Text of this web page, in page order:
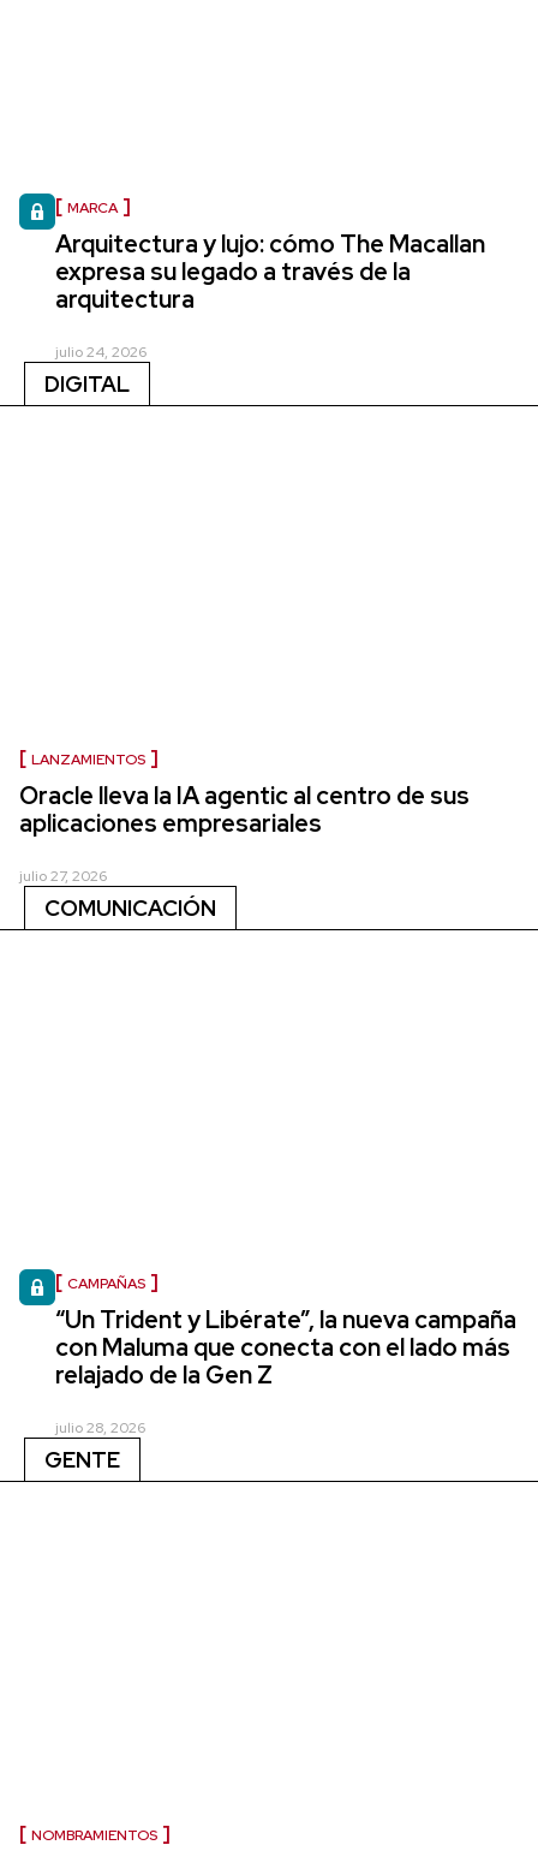
MARCA
Arquitectura y lujo: cómo The Macallan
expresa su legado a través de la
arquitectura
julio 24, 2026
DIGITAL
LANZAMIENTOS
Oracle lleva la IA agentic al centro de sus
aplicaciones empresariales
julio 27, 2026
COMUNICACIÓN
CAMPAÑAS
“Un Trident y Libérate”, la nueva campaña
con Maluma que conecta con el lado más
relajado de la Gen Z
julio 28, 2026
GENTE
NOMBRAMIENTOS